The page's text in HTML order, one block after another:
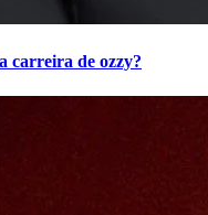
carreira de ozzy?